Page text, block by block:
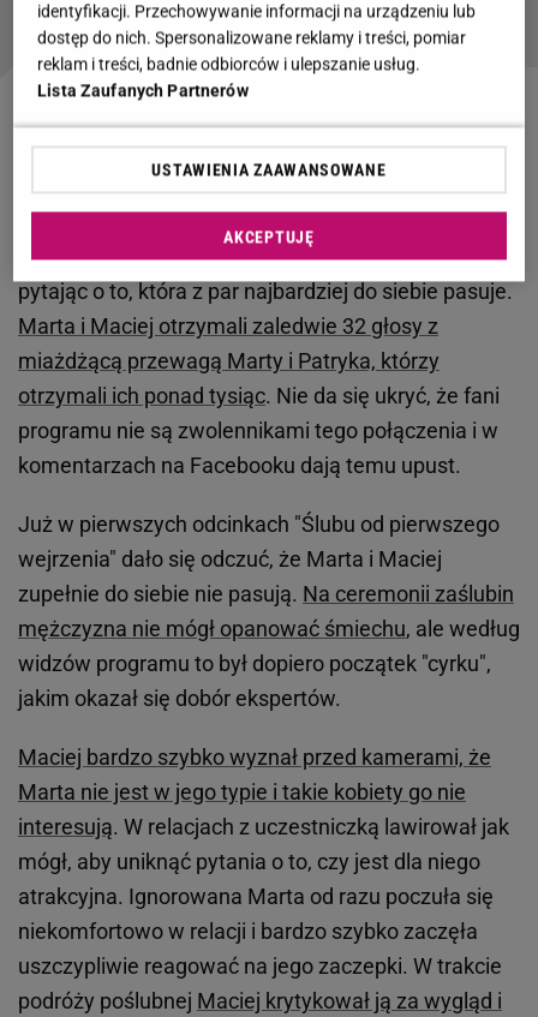
"Ślub od pierwszego wejrzenia". Eksperci w ogniu
krytyki za relację Marty i Macieja
pierwszego wejrzenia" zorganizowali ankietę,
pytając o to, która z par najbardziej do siebie pasuje.
Marta i Maciej otrzymali zaledwie 32 głosy z
miażdżącą przewagą Marty i Patryka, którzy
otrzymali ich ponad tysiąc. Nie da się ukryć, że fani
programu nie są zwolennikami tego połączenia i w
komentarzach na Facebooku dają temu upust.
Już w pierwszych odcinkach "Ślubu od pierwszego
wejrzenia" dało się odczuć, że Marta i Maciej
zupełnie do siebie nie pasują. Na ceremonii zaślubin
mężczyzna nie mógł opanować śmiechu, ale według
widzów programu to był dopiero początek "cyrku",
jakim okazał się dobór ekspertów.
Maciej bardzo szybko wyznał przed kamerami, że
Marta nie jest w jego typie i takie kobiety go nie
interesują. W relacjach z uczestniczką lawirował jak
mógł, aby uniknąć pytania o to, czy jest dla niego
atrakcyjna. Ignorowana Marta od razu poczuła się
niekomfortowo w relacji i bardzo szybko zaczęła
uszczypliwie reagować na jego zaczepki. W trakcie
podróży poślubnej Maciej krytykował ją za wygląd i
identyfikacji. Przechowywanie informacji na urządzeniu lub
dostęp do nich. Spersonalizowane reklamy i treści, pomiar
reklam i treści, badnie odbiorców i ulepszanie usług.
Lista Zaufanych Partnerów
USTAWIENIA ZAAWANSOWANE
AKCEPTUJĘ